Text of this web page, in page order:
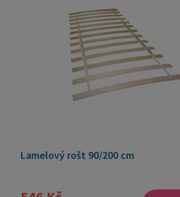
Lamelový rošt 90/200 cm